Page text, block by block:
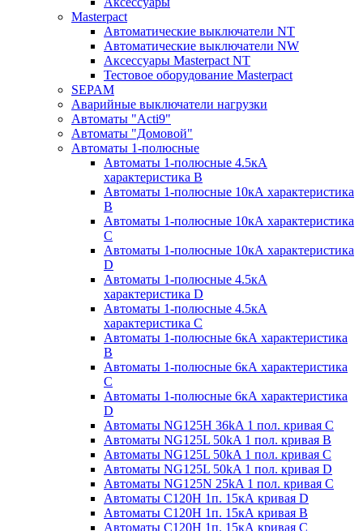
Masterpact
Автоматические выключатели NT
Автоматические выключатели NW
Аксессуары Masterpact NT
Тестовое оборудование Masterpact
SEPAM
Аварийные выключатели нагрузки
Автоматы "Acti9"
Автоматы "Домовой"
Автоматы 1-полюсные
Автоматы 1-полюсные 4.5кА
характеристика В
Автоматы 1-полюсные 10кА характеристика
B
Автоматы 1-полюсные 10кА характеристика
C
Автоматы 1-полюсные 10кА характеристика
D
Автоматы 1-полюсные 4.5кА
характеристика D
Автоматы 1-полюсные 4.5кА
характеристика С
Автоматы 1-полюсные 6кА характеристика
B
Автоматы 1-полюсные 6кА характеристика
C
Автоматы 1-полюсные 6кА характеристика
D
Автоматы NG125H 36kA 1 пол. кривая C
Автоматы NG125L 50kA 1 пол. кривая B
Автоматы NG125L 50kA 1 пол. кривая C
Автоматы NG125L 50kA 1 пол. кривая D
Автоматы NG125N 25kA 1 пол. кривая C
Автоматы С120H 1п. 15кА кривая D
Автоматы С120H 1п. 15кА кривая В
Автоматы С120H 1п. 15кА кривая С